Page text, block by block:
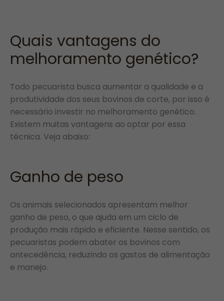
Quais vantagens do
melhoramento genético?
Todo pecuarista busca aumentar a qualidade e a
produtividade dos seus bovinos de corte, por isso é
necessário investir no melhoramento genético.
Existem muitas vantagens ao optar por essa
técnica. Veja abaixo:
Ganho de peso
Os animais selecionados apresentam melhor
ganho de peso, o que ajuda em um ciclo de
produção mais rápido e eficiente. Nesse sentido, os
pecuaristas podem abater os bovinos com
antecedência, reduzindo os gastos de alimentação
e manejo.